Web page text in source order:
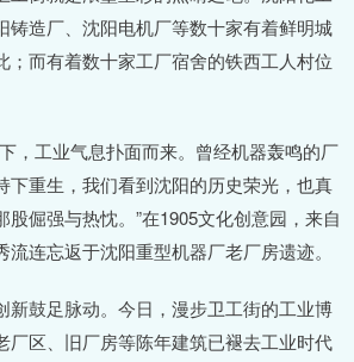
铸造厂、沈阳电机厂等数十家有着鲜明城
；而有着数十家工厂宿舍的铁西工人村位
工业气息扑面而来。曾经机器轰鸣的厂
下重生，我们看到沈阳的历史荣光，也真
倔强与热忱。”在1905文化创意园，来自
连忘返于沈阳重型机器厂老厂房遗迹。
鼓足脉动。今日，漫步卫工街的工业博
厂区、旧厂房等陈年建筑已褪去工业时代